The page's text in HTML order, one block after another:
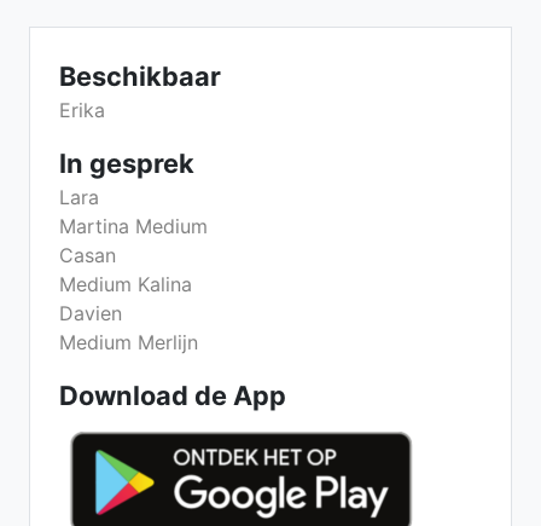
Beschikbaar
Erika
In gesprek
Lara
Martina Medium
Casan
Medium Kalina
Davien
Medium Merlijn
Download de App